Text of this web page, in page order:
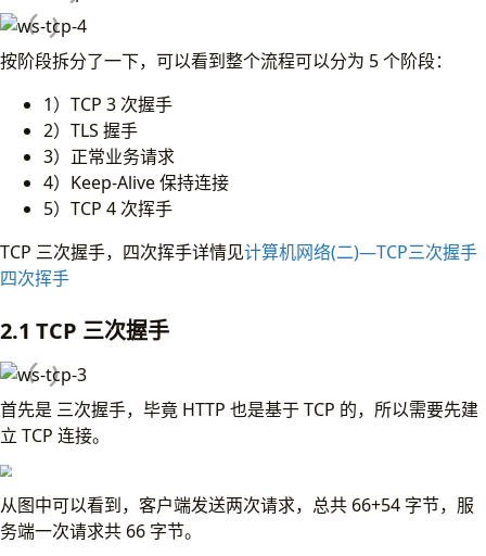
按阶段拆分了一下，可以看到整个流程可以分为 5 个阶段：
1）TCP 3 次握手
2）TLS 握手
3）正常业务请求
4）Keep-Alive 保持连接
5）TCP 4 次挥手
TCP 三次握手，四次挥手详情见计算机网络(二)—TCP三次握手
四次挥手
2.1 TCP 三次握手
首先是 三次握手，毕竟 HTTP 也是基于 TCP 的，所以需要先建
立 TCP 连接。
从图中可以看到，客户端发送两次请求，总共 66+54 字节，服
务端一次请求共 66 字节。